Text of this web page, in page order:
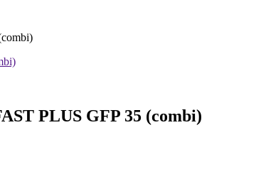
PLUS GFP 35 (combi)